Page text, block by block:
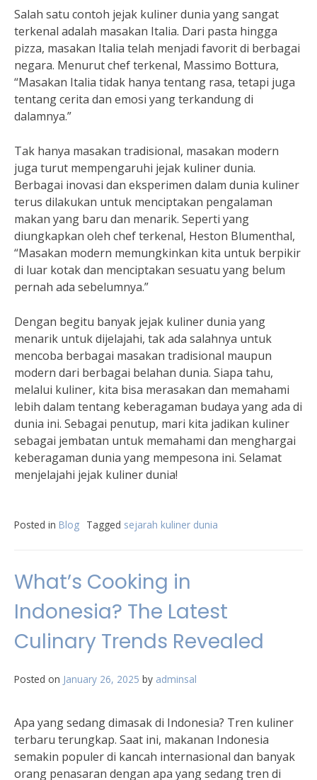
Salah satu contoh jejak kuliner dunia yang sangat
terkenal adalah masakan Italia. Dari pasta hingga
pizza, masakan Italia telah menjadi favorit di berbagai
negara. Menurut chef terkenal, Massimo Bottura,
“Masakan Italia tidak hanya tentang rasa, tetapi juga
tentang cerita dan emosi yang terkandung di
dalamnya.”
Tak hanya masakan tradisional, masakan modern
juga turut mempengaruhi jejak kuliner dunia.
Berbagai inovasi dan eksperimen dalam dunia kuliner
terus dilakukan untuk menciptakan pengalaman
makan yang baru dan menarik. Seperti yang
diungkapkan oleh chef terkenal, Heston Blumenthal,
“Masakan modern memungkinkan kita untuk berpikir
di luar kotak dan menciptakan sesuatu yang belum
pernah ada sebelumnya.”
Dengan begitu banyak jejak kuliner dunia yang
menarik untuk dijelajahi, tak ada salahnya untuk
mencoba berbagai masakan tradisional maupun
modern dari berbagai belahan dunia. Siapa tahu,
melalui kuliner, kita bisa merasakan dan memahami
lebih dalam tentang keberagaman budaya yang ada di
dunia ini. Sebagai penutup, mari kita jadikan kuliner
sebagai jembatan untuk memahami dan menghargai
keberagaman dunia yang mempesona ini. Selamat
menjelajahi jejak kuliner dunia!
Posted in Blog Tagged sejarah kuliner dunia
What’s Cooking in
Indonesia? The Latest
Culinary Trends Revealed
Posted on January 26, 2025 by adminsal
Apa yang sedang dimasak di Indonesia? Tren kuliner
terbaru terungkap. Saat ini, makanan Indonesia
semakin populer di kancah internasional dan banyak
orang penasaran dengan apa yang sedang tren di